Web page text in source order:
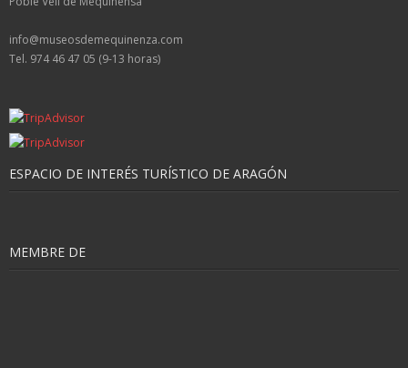
info@museosdemequinenza.com
Tel. 974 46 47 05 (9-13 horas)
ESPACIO DE INTERÉS TURÍSTICO DE ARAGÓN
MEMBRE DE